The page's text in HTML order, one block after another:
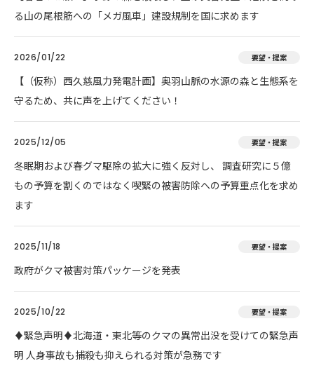
る山の尾根筋への「メガ風車」建設規制を国に求めます
2026/01/22 要望・提案
【（仮称）西久慈風力発電計画】奥羽山脈の水源の森と生態系を
守るため、共に声を上げてください！
2025/12/05 要望・提案
冬眠期および春グマ駆除の拡大に強く反対し、 調査研究に５億
もの予算を割くのではなく喫緊の被害防除への予算重点化を求め
ます
2025/11/18 要望・提案
政府がクマ被害対策パッケージを発表
2025/10/22 要望・提案
♦️緊急声明♦️北海道・東北等のクマの異常出没を受けての緊急声
明 人身事故も捕殺も抑えられる対策が急務です